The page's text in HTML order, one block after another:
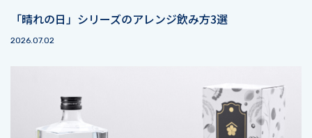
「晴れの日」シリーズのアレンジ飲み方3選
2026.07.02